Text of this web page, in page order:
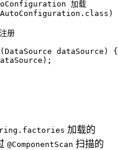
加载
册
(DataSource dataSource)
{
加载的
@ComponentScan 扫描的